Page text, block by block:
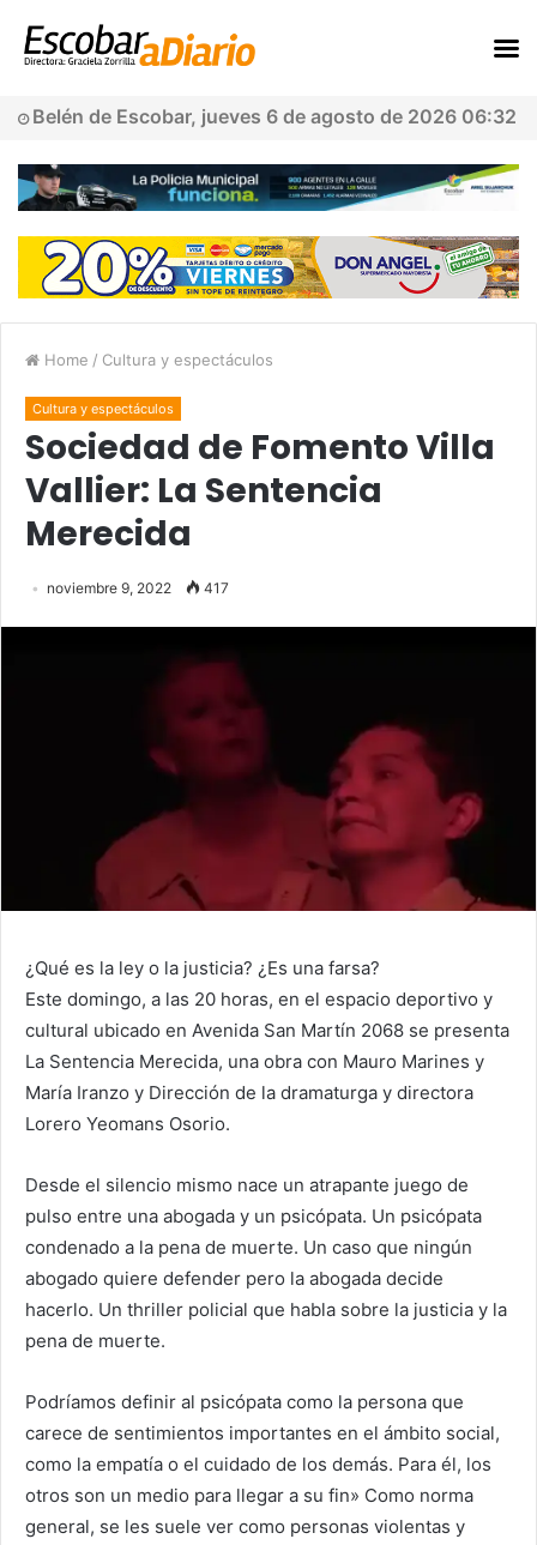
Belén de Escobar, jueves 6 de agosto de 2026 06:32
Home / Cultura y espectáculos
Cultura y espectáculos
Sociedad de Fomento Villa
Vallier: La Sentencia
Merecida
noviembre 9, 2022 417
¿Qué es la ley o la justicia? ¿Es una farsa?
Este domingo, a las 20 horas, en el espacio deportivo y
cultural ubicado en Avenida San Martín 2068 se presenta
La Sentencia Merecida, una obra con Mauro Marines y
María Iranzo y Dirección de la dramaturga y directora
Lorero Yeomans Osorio.
Desde el silencio mismo nace un atrapante juego de
pulso entre una abogada y un psicópata. Un psicópata
condenado a la pena de muerte. Un caso que ningún
abogado quiere defender pero la abogada decide
hacerlo. Un thriller policial que habla sobre la justicia y la
pena de muerte.
Podríamos definir al psicópata como la persona que
carece de sentimientos importantes en el ámbito social,
como la empatía o el cuidado de los demás. Para él, los
otros son un medio para llegar a su fin» Como norma
general, se les suele ver como personas violentas y